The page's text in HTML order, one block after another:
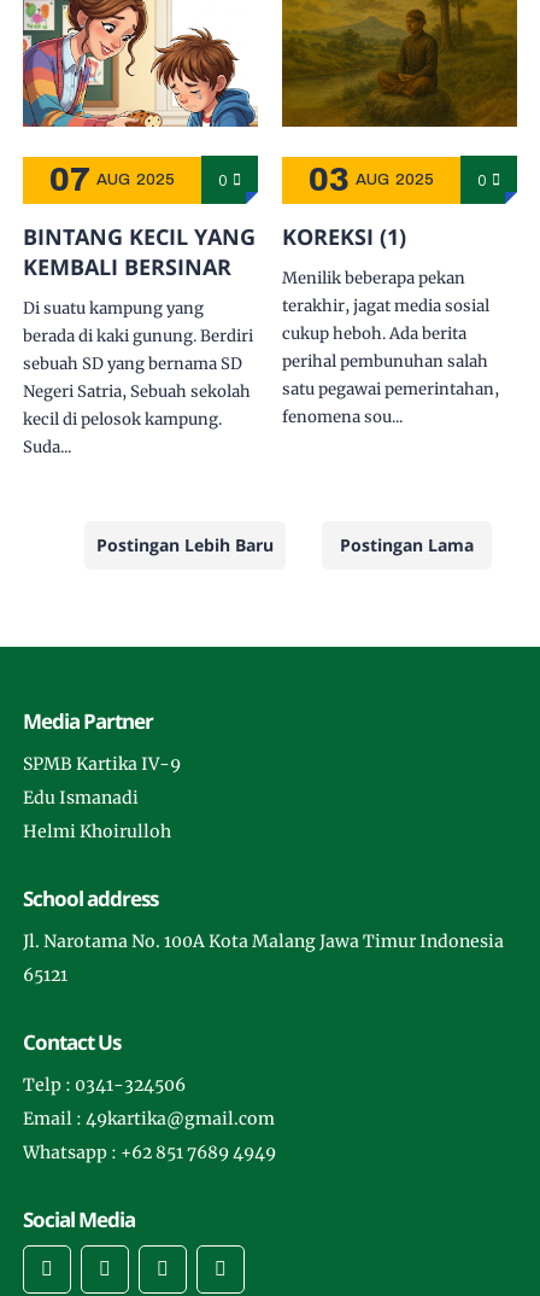
07 AUG 2025 0
BINTANG KECIL YANG
KEMBALI BERSINAR
Di suatu kampung yang
berada di kaki gunung. Berdiri
sebuah SD yang bernama SD
Negeri Satria, Sebuah sekolah
kecil di pelosok kampung.
Suda...
03 AUG 2025 0
KOREKSI (1)
Menilik beberapa pekan
terakhir, jagat media sosial
cukup heboh. Ada berita
perihal pembunuhan salah
satu pegawai pemerintahan,
fenomena sou...
Postingan Lebih Baru Postingan Lama
Media Partner
SPMB Kartika IV-9
Edu Ismanadi
Helmi Khoirulloh
School address
Jl. Narotama No. 100A Kota Malang Jawa Timur Indonesia
65121
Contact Us
Telp : 0341-324506
Email : 49kartika@gmail.com
Whatsapp : +62 851 7689 4949
Social Media